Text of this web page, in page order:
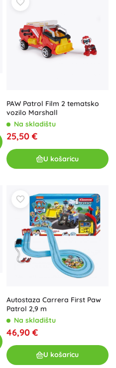
PAW Patrol Film 2 tematsko
vozilo Marshall
Na skladištu
25,50 €
U košaricu
Autostaza Carrera First Paw
Patrol 2,9 m
Na skladištu
46,90 €
U košaricu